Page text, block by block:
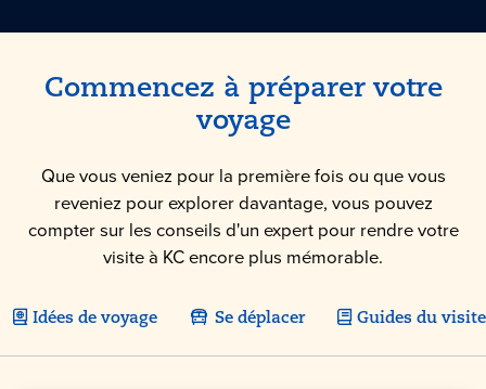
Commencez à préparer votre
voyage
Que vous veniez pour la première fois ou que vous
reveniez pour explorer davantage, vous pouvez
compter sur les conseils d'un expert pour rendre votre
visite à KC encore plus mémorable.
Idées de voyage Se déplacer Guides du